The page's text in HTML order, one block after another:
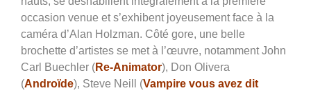
occasion venue et s’exhibent joyeusement face à la
caméra d’Alan Holzman. Côté gore, une belle
brochette d’artistes se met à l’œuvre, notamment John
Carl Buechler (Re-Animator), Don Olivera
(Androïde), Steve Neill (Vampire vous avez dit